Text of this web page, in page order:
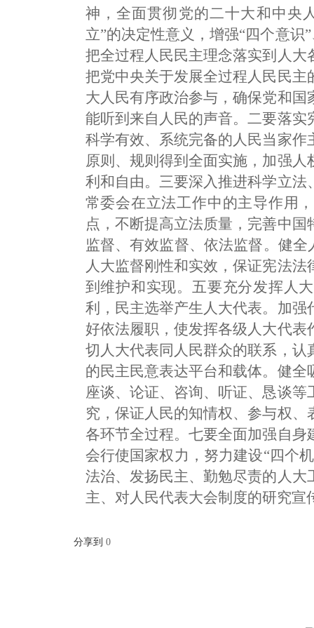
神，全面贯彻党的二十大和中央
立”的决定性意义，增强“四个意识
把全过程人民民主理念落实到人
把党中央关于发展全过程人民民
大人民有序政治参与，确保党和
能听到来自人民的声音。二要落
科学有效、系统完备的人民当家
原则、规则得到全面实施，加强
利和自由。三要深入推进科学立
常委会在立法工作中的主导作用
点，不断提高立法质量，完善中
监督、有效监督、依法监督。健
人大监督刚性和实效，保证宪法
到维护和实现。五要充分发挥人
利，民主选举产生人大代表。加
好依法履职，使发挥各级人大代
切人大代表同人民群众的联系，
的民主民意表达平台和载体。健
座谈、论证、咨询、听证、恳谈
究，保证人民的知情权、参与权
各环节全过程。七要全面加强自
会行使国家权力，努力建设“四个
法治、发扬民主、勤勉尽责的人
主、对人民代表大会制度的研究宣
分享到 0